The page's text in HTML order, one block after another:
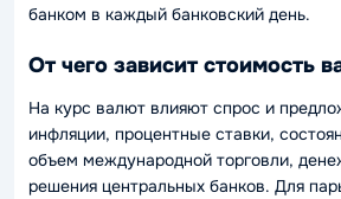
банком в каждый банковский день.
От чего зависит стоимость
На курс валют влияют спрос и
инфляции, процентные ставки,
объем международной торговли,
решения центральных банков. Для